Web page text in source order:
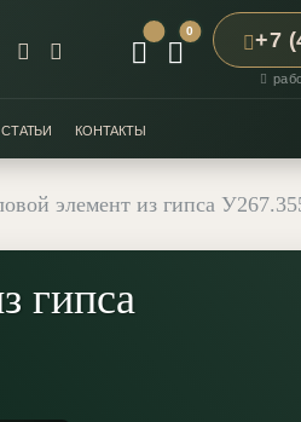
0 +7
СТАТЬИ КОНТАКТЫ
элемент из гипса
гипса